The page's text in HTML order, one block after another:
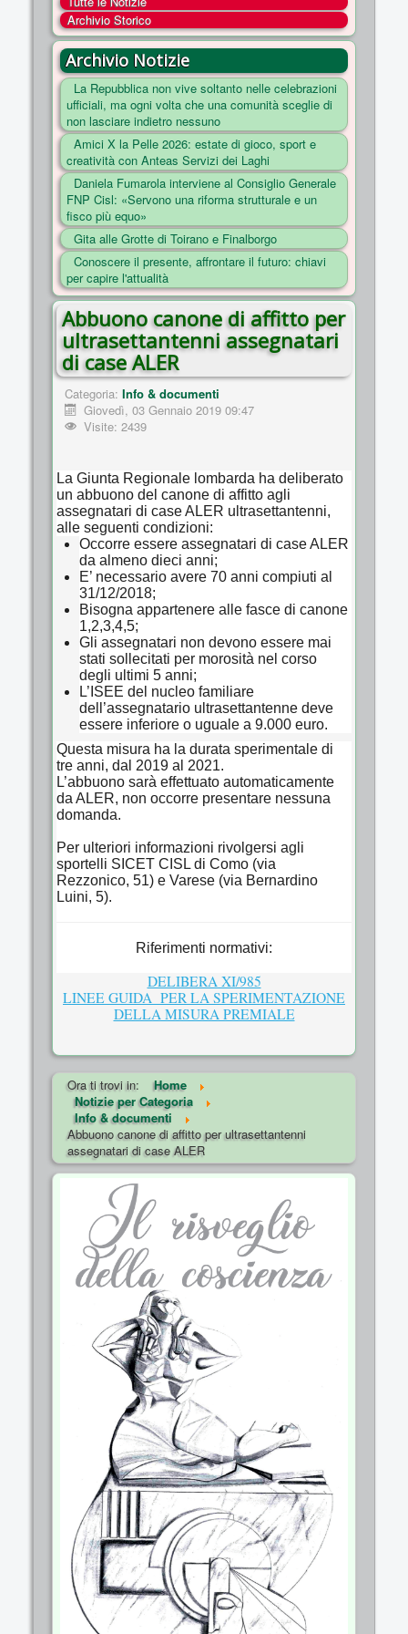
COSA FACCIAMO
ENTI
NOTIZIE
ESSENZIALI
MAPPA DEL SITO
CONVENZIONI
FOTO
SOCIAL
Archivio Storico
Archivio Notizie
La Repubblica non vive soltanto nelle celebrazioni
ufficiali, ma ogni volta che una comunità sceglie di
non lasciare indietro nessuno
Amici X la Pelle 2026: estate di gioco, sport e
creatività con Anteas Servizi dei Laghi
Daniela Fumarola interviene al Consiglio Generale
FNP Cisl: «Servono una riforma strutturale e un
fisco più equo»
Gita alle Grotte di Toirano e Finalborgo
Conoscere il presente, affrontare il futuro: chiavi
per capire l'attualità
Abbuono canone di affitto per
ultrasettantenni assegnatari
di case ALER
Categoria: Info & documenti
Giovedì, 03 Gennaio 2019 09:47
Visite: 2439
La Giunta Regionale lombarda ha deliberato
un abbuono del canone di affitto agli
assegnatari di case ALER ultrasettantenni,
alle seguenti condizioni:
Occorre essere assegnatari di case ALER
da almeno dieci anni;
E’ necessario avere 70 anni compiuti al
31/12/2018;
Bisogna appartenere alle fasce di canone
1,2,3,4,5;
Gli assegnatari non devono essere mai
stati sollecitati per morosità nel corso
degli ultimi 5 anni;
L’ISEE del nucleo familiare
dell’assegnatario ultrasettantenne deve
essere inferiore o uguale a 9.000 euro.
Questa misura ha la durata sperimentale di
tre anni, dal 2019 al 2021.
L’abbuono sarà effettuato automaticamente
da ALER, non occorre presentare nessuna
domanda.
Per ulteriori informazioni rivolgersi agli
sportelli SICET CISL di Como (via
Rezzonico, 51) e Varese (via Bernardino
Luini, 5).
Riferimenti normativi:
DELIBERA XI/985
LINEE GUIDA PER LA SPERIMENTAZIONE
DELLA MISURA PREMIALE
Ora ti trovi in:
Home
Notizie per Categoria
Info & documenti
Abbuono canone di affitto per ultrasettantenni
assegnatari di case ALER